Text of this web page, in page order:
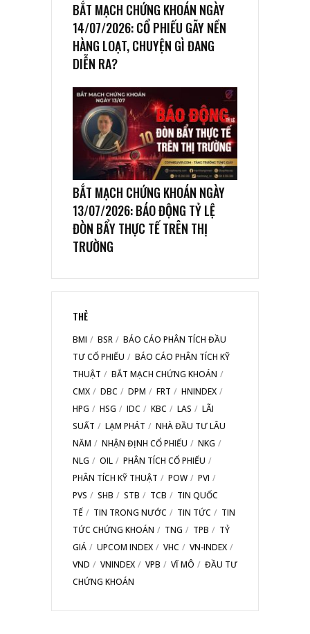
BẮT MẠCH CHỨNG KHOÁN NGÀY
14/07/2026: CỔ PHIẾU GÃY NỀN
HÀNG LOẠT, CHUYỆN GÌ ĐANG
DIỄN RA?
BẮT MẠCH CHỨNG KHOÁN NGÀY
13/07/2026: BÁO ĐỘNG TỶ LỆ
ĐÒN BẨY THỰC TẾ TRÊN THỊ
TRƯỜNG
THẺ
BMI BSR
BÁO CÁO PHÂN TÍCH ĐẦU
TƯ CỔ PHIẾU
BÁO CÁO PHÂN TÍCH KỸ
THUẬT
BẮT MẠCH CHỨNG KHOÁN
CMX
DBC DPM FRT
HNINDEX
HPG
HSG IDC KBC LAS
LÃI
SUẤT
LẠM PHÁT
NHÀ ĐẦU TƯ LÂU
NĂM
NHẬN ĐỊNH CỔ PHIẾU
NKG
NLG
OIL
PHÂN TÍCH CỔ PHIẾU
PHÂN TÍCH KỸ THUẬT
POW
PVI
PVS
SHB STB TCB
TIN QUỐC
TẾ
TIN TRONG NƯỚC TIN TỨC
TIN
TỨC CHỨNG KHOÁN
TNG TPB
TỶ
GIÁ
UPCOM INDEX VHC
VN-INDEX
VND
VNINDEX VPB VĨ MÔ
ĐẦU TƯ
CHỨNG KHOÁN